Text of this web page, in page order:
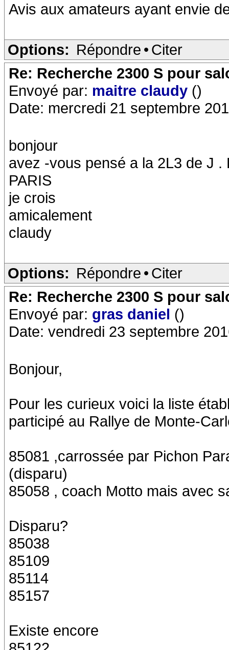
Avis aux amateurs ayant envie
Options: Répondre • Citer
Re: Recherche 2300 S pour
Envoyé par: maitre claudy ()
Date: mercredi 21 septembre
bonjour
avez -vous pensé a la 2L3 de J
PARIS
je crois
amicalement
claudy
Options: Répondre • Citer
Re: Recherche 2300 S pour
Envoyé par: gras daniel ()
Date: vendredi 23 septembre
Bonjour,
Pour les curieux voici la liste
participé au Rallye de Monte-
85081 ,carrossée par Pichon
(disparu)
85058 , coach Motto mais avec
Disparu?
85038
85109
85114
85157
Existe encore